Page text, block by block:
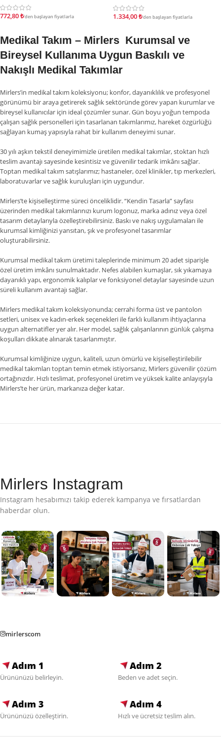
772,80₺'den başlayan fiyatlarla 1.334,00₺'den başlayan fiyatlarla
Medikal Takım – Mirlers Kurumsal ve
Bireysel Kullanıma Uygun Baskılı ve
Nakışlı Medikal Takımlar
Mirlers’in medikal takım koleksiyonu; konfor, dayanıklılık ve profesyonel
görünümü bir araya getirerek sağlık sektöründe görev yapan kurumlar ve
bireysel kullanıcılar için ideal çözümler sunar. Gün boyu yoğun tempoda
çalışan sağlık personelleri için tasarlanan takımlarımız, hareket özgürlüğü
sağlayan kumaş yapısıyla rahat bir kullanım deneyimi sunar.
30 yılı aşkın tekstil deneyimimizle üretilen medikal takımlar, stoktan hızlı
teslim avantajı sayesinde kesintisiz ve güvenilir tedarik imkânı sağlar.
Toptan medikal takım satışlarımız; hastaneler, özel klinikler, tıp merkezleri,
laboratuvarlar ve sağlık kuruluşları için uygundur.
Mirlers’te kişiselleştirme süreci önceliklidir. “Kendin Tasarla” sayfası
üzerinden medikal takımlarınızı kurum logonuz, marka adınız veya özel
tasarım detaylarıyla özelleştirebilirsiniz. Baskı ve nakış uygulamaları ile
kurumsal kimliğinizi yansıtan, şık ve profesyonel tasarımlar
oluşturabilirsiniz.
Kurumsal medikal takım üretimi taleplerinde minimum 20 adet siparişle
özel üretim imkânı sunulmaktadır. Nefes alabilen kumaşlar, sık yıkamaya
dayanıklı yapı, ergonomik kalıplar ve fonksiyonel detaylar sayesinde uzun
süreli kullanım avantajı sağlar.
Mirlers medikal takım koleksiyonunda; cerrahi forma üst ve pantolon
setleri, unisex ve kadın-erkek seçenekleri ile farklı kullanım ihtiyaçlarına
uygun alternatifler yer alır. Her model, sağlık çalışanlarının günlük çalışma
koşulları dikkate alınarak tasarlanmıştır.
Kurumsal kimliğinize uygun, kaliteli, uzun ömürlü ve kişiselleştirilebilir
medikal takımları toptan temin etmek istiyorsanız, Mirlers güvenilir çözüm
ortağınızdır. Hızlı teslimat, profesyonel üretim ve yüksek kalite anlayışıyla
Mirlers’te her ürün, markanıza değer katar.
Mirlers Instagram
Instagram hesabımızı takip ederek kampanya ve fırsatlardan
haberdar olun.
mirlerscom
Adım 1
Ürününüzü belirleyin.
Adım 2
Beden ve adet seçin.
Adım 3
Ürününüzü özelleştirin.
Adım 4
Hızlı ve ücretsiz teslim alın.